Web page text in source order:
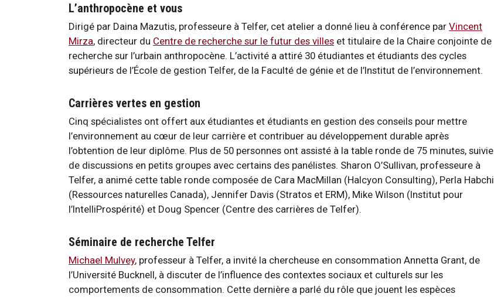
L’anthropocène et vous
Dirigé par Daina Mazutis, professeure à Telfer, cet atelier a donné lieu à conférence par Vincent
Mirza, directeur du Centre de recherche sur le futur des villes et titulaire de la Chaire conjointe de
recherche sur l’urbain anthropocène. L’activité a attiré 30 étudiantes et étudiants des cycles
supérieurs de l’École de gestion Telfer, de la Faculté de génie et de l’Institut de l’environnement.
Carrières vertes en gestion
Cinq spécialistes ont offert aux étudiantes et étudiants en gestion des conseils pour mettre
l’environnement au cœur de leur carrière et contribuer au développement durable après
l’obtention de leur diplôme. Plus de 50 personnes ont assisté à la table ronde de 75 minutes, suivie
de discussions en petits groupes avec certains des panélistes. Sharon O’Sullivan, professeure à
Telfer, a animé cette table ronde composée de Cara MacMillan (Halcyon Consulting), Perla Habchi
(Ressources naturelles Canada), Jennifer Davis (Stratos et ERM), Mike Wilson (Institut pour
l’IntelliProspérité) et Doug Spencer (Centre des carrières de Telfer).
Séminaire de recherche Telfer
Michael Mulvey, professeur à Telfer, a invité la chercheuse en consommation Annetta Grant, de
l’Université Bucknell, à discuter de l’influence des contextes sociaux et culturels sur les
comportements de consommation. Cette dernière a parlé du rôle que jouent les espèces